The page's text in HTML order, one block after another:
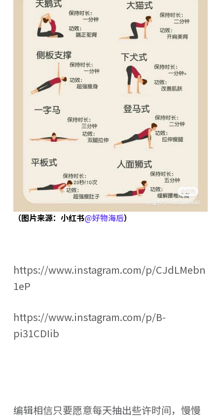
（图片来源：小红书@好物海后）
https://www.instagram.com/p/CJdLMebn
1eP
https://www.instagram.com/p/B-
pi31CDIib
编辑相信只要愿意每天抽出些许时间，慢慢